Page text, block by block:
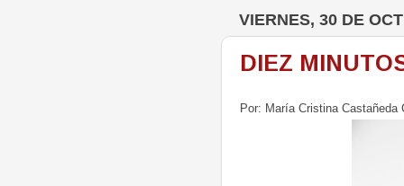
VIERNES, 30 DE
DIEZ
Por: María Cristina Castañeda